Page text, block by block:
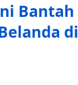
Bantah
di